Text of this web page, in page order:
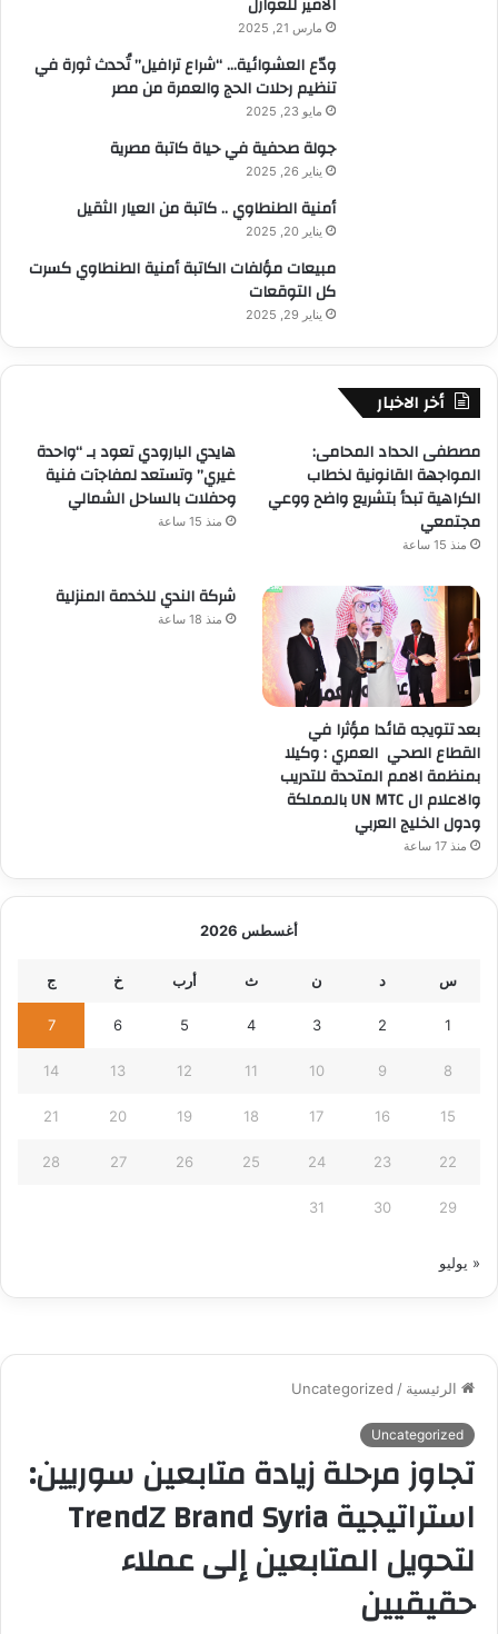
مارس 21, 2025
ودّع العشوائية… “شراع ترافيل” تُحدث ثورة في
تنظيم رحلات الحج والعمرة من مصر
مايو 23, 2025
جولة صحفية في حياة كاتبة مصرية
يناير 26, 2025
أمنية الطنطاوي .. كاتبة من العيار الثقيل
يناير 20, 2025
مبيعات مؤلفات الكاتبة أمنية الطنطاوي كسرت
كل التوقعات
يناير 29, 2025
أخر الاخبار
مصطفى الحداد المحامى:
المواجهة القانونية لخطاب
الكراهية تبدأ بتشريع واضح ووعي
مجتمعي
منذ 15 ساعة
هايدي البارودي تعود بـ “واحدة
غيري” وتستعد لمفاجآت فنية
وحفلات بالساحل الشمالي
منذ 15 ساعة
بعد تتويجه قائدا مؤثرا في
القطاع الصحي العمري : وكيلا
بمنظمة الامم المتحدة للتدريب
والاعلام ال UN MTC بالمملكة
ودول الخليج العربي
منذ 17 ساعة
شركة الندي للخدمة المنزلية
منذ 18 ساعة
أغسطس 2026
س د ن ث أرب خ ج
1
2
3
4
5
6
7
8
9
10
11
12
13
14
15
16
17
18
19
20
21
22
23
24
25
26
27
28
29
30
31
« يوليو